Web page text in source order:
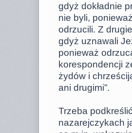
gdyż dokładnie
nie byli,
odrzucili. Z
gdyż uznawali
ponieważ
korespondencji
żydów i
ani drugimi”.
Trzeba
nazarejczykach